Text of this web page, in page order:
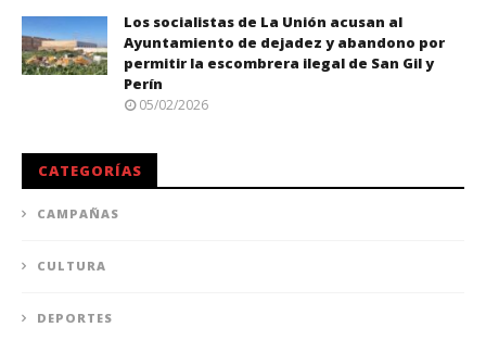
Los socialistas de La Unión acusan al
Ayuntamiento de dejadez y abandono por
permitir la escombrera ilegal de San Gil y
Perín
05/02/2026
CATEGORÍAS
CAMPAÑAS
CULTURA
DEPORTES